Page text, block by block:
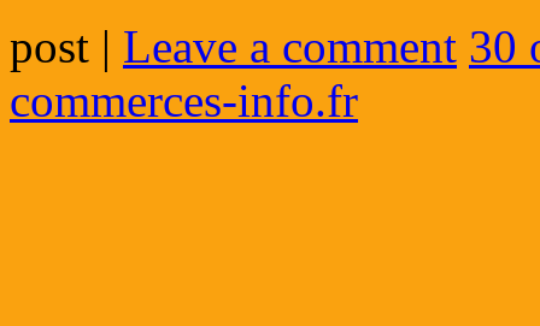
post | Leave a comment 30
commerces-info.fr